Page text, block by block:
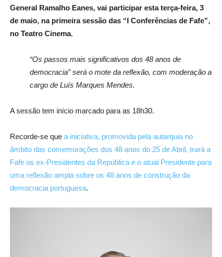
General Ramalho Eanes, vai participar esta terça-feira, 3
de maio, na primeira sessão das “I Conferências de Fafe”,
no Teatro Cinema.
“Os passos mais significativos dos 48 anos de
democracia” será o mote da reflexão, com moderação a
cargo de Luís Marques Mendes.
A sessão tem início marcado para as 18h30.
Recorde-se que a iniciativa, promovida pela autarquia no
âmbito das comemorações dos 48 anos do 25 de Abril, trará a
Fafe os ex-Presidentes da República e o atual Presidente para
uma reflexão ampla sobre os 48 anos de construção da
democracia portuguesa.